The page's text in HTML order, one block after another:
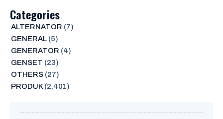
Categories
ALTERNATOR (7)
GENERAL(5)
GENERATOR (4)
GENSET (23)
OTHERS(27)
PRODUK(2,401)